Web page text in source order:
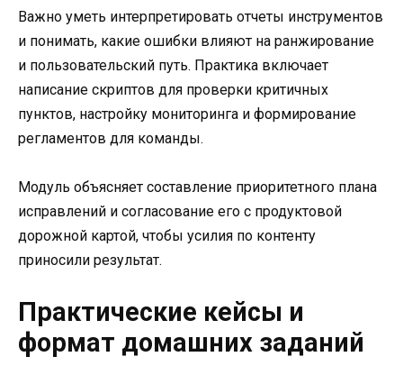
Важно уметь интерпретировать отчеты инструментов
и понимать, какие ошибки влияют на ранжирование
и пользовательский путь. Практика включает
написание скриптов для проверки критичных
пунктов, настройку мониторинга и формирование
регламентов для команды.
Модуль объясняет составление приоритетного плана
исправлений и согласование его с продуктовой
дорожной картой, чтобы усилия по контенту
приносили результат.
Практические кейсы и
формат домашних заданий